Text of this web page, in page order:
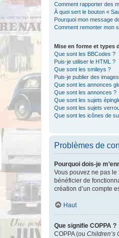
Comment rapporter des
À quoi sert le bouton «
Pourquoi mon message
Comment remonter mon
Mise en forme et types
Que sont les BBCodes ?
Puis-je utiliser le HTML ?
Que sont les smileys ?
Puis-je publier des
Que sont les annonces
Que sont les annonces ?
Que sont les sujets
Que sont les sujets
Que sont les icônes de
Problèmes de
Pourquoi dois-je
Vous pouvez ne pas le
bénéficier de
création d’un compte
Haut
Que signifie COPPA ?
COPPA (ou Children’s